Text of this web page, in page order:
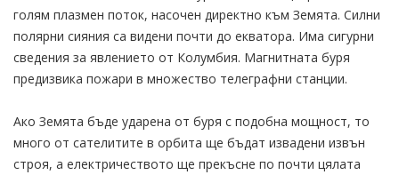
голям плазмен поток, насочен директно към Земята. Силни
полярни сияния са видени почти до екватора. Има сигурни
сведения за явлението от Колумбия. Магнитната буря
предизвика пожари в множество телеграфни станции.
Ако Земята бъде ударена от буря с подобна мощност, то
много от сателитите в орбита ще бъдат извадени извън
строя, а електричеството ще прекъсне по почти цялата